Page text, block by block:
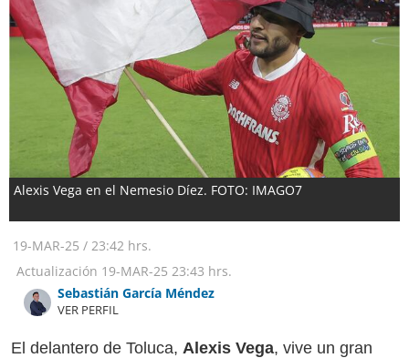
Alexis Vega en el Nemesio Díez. FOTO: IMAGO7
19-MAR-25 / 23:42 hrs.
Actualización 19-MAR-25 23:43 hrs.
Sebastián García Méndez
VER PERFIL
El delantero de Toluca, Alexis Vega, vive un gran